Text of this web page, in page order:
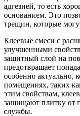
адгезией, то есть
основанием. Это
трещин, которые
Клеевые смеси с
улучшенными
защитный слой на
предотвращает
особенно актуально,
помещениях, таких
этим свойствам,
защищают плитку от
службы.